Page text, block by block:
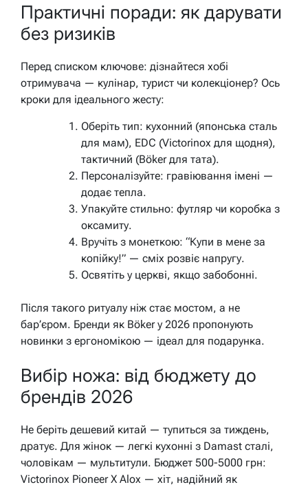
Практичні поради: як дарувати
без ризиків
Перед списком ключове: дізнайтеся хобі
отримувача — кулінар, турист чи колекціонер? Ось
кроки для ідеального жесту:
Оберіть тип: кухонний (японська сталь
для мам), EDC (Victorinox для щодня),
тактичний (Böker для тата).
Персоналізуйте: гравіювання імені —
додає тепла.
Упакуйте стильно: футляр чи коробка з
оксамиту.
Вручіть з монеткою: “Купи в мене за
копійку!” — сміх розвіє напругу.
Освятіть у церкві, якщо забобонні.
Після такого ритуалу ніж стає мостом, а не
бар’єром. Бренди як Böker у 2026 пропонують
новинки з ергономікою — ідеал для подарунка.
Вибір ножа: від бюджету до
брендів 2026
Не беріть дешевий китай — тупиться за тиждень,
дратує. Для жінок — легкі кухонні з Damast сталі,
чоловікам — мультитули. Бюджет 500-5000 грн:
Victorinox Pioneer X Alox — хіт, надійний як